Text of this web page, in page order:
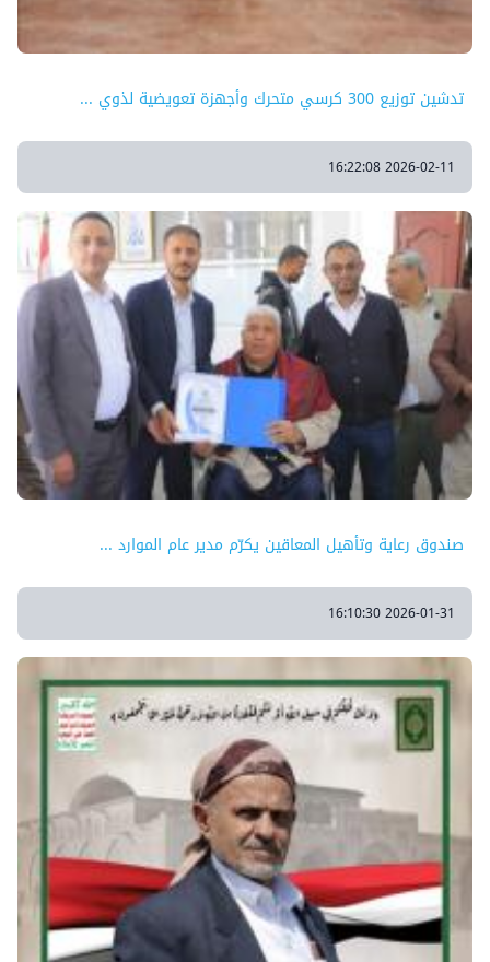
تدشين توزيع 300 كرسي متحرك وأجهزة تعويضية لذوي ...
2026-02-11 16:22:08
صندوق رعاية وتأهيل المعاقين يكرّم مدير عام الموارد ...
2026-01-31 16:10:30